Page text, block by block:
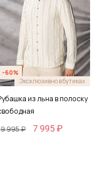
-60%
Эксклюзивно в бутиках
из льна в полоску
995 ₽
7 995 ₽